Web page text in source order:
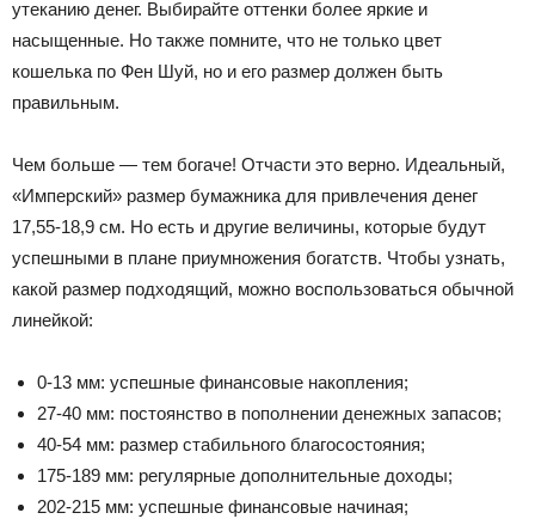
утеканию денег. Выбирайте оттенки более яркие и
насыщенные. Но также помните, что не только цвет
кошелька по Фен Шуй, но и его размер должен быть
правильным.
Чем больше — тем богаче! Отчасти это верно. Идеальный,
«Имперский» размер бумажника для привлечения денег
17,55-18,9 см. Но есть и другие величины, которые будут
успешными в плане приумножения богатств. Чтобы узнать,
какой размер подходящий, можно воспользоваться обычной
линейкой:
0-13 мм: успешные финансовые накопления;
27-40 мм: постоянство в пополнении денежных запасов;
40-54 мм: размер стабильного благосостояния;
175-189 мм: регулярные дополнительные доходы;
202-215 мм: успешные финансовые начиная;